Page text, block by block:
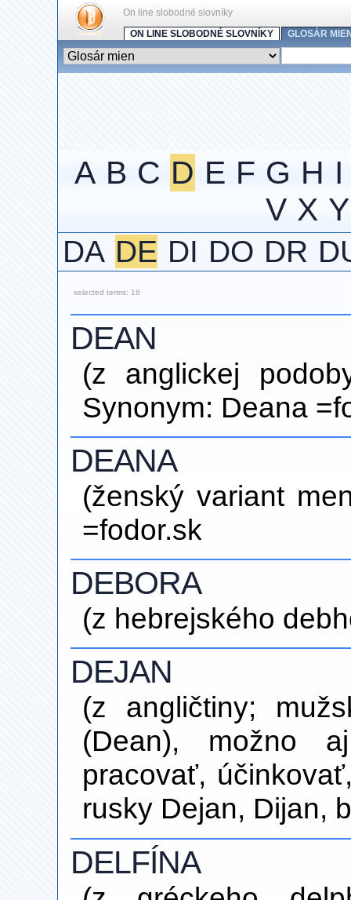
On line slobodné slovníky
ON LINE SLOBODNÉ SLOVNÍKY
GLOSÁR
A B C D E F G H I
V X Y
DA DE DI DO DR
selected terms: 16
DEAN
(z anglickej
Synonym: Deana
DEANA
(ženský variant
=fodor.sk
DEBORA
(z hebrejského
DEJAN
(z angličtiny;
(Dean), možno
pracovať,
rusky Dejan, Dijan,
DELFÍNA